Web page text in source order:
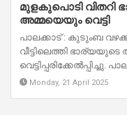
മുളകുപൊടി
അമ്മയെയും വെട്ടി
പാലക്കാട് : കുടുംബ
വീട്ടിലെത്തി
വെട്ടിപ്പരിക്കേൽപ്പിച്ചു.
Monday, 21 April 2025